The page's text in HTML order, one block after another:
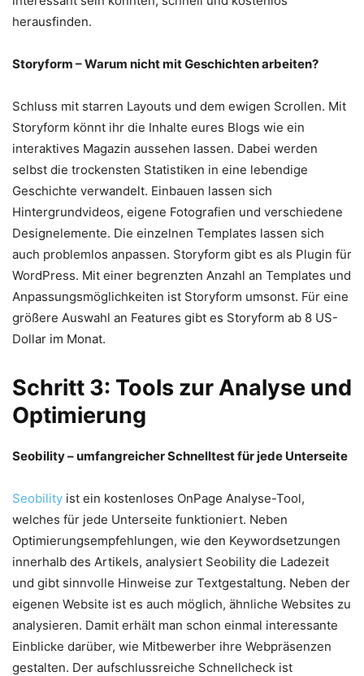
herausfinden.
Storyform – Warum nicht mit Geschichten arbeiten?
Schluss mit starren Layouts und dem ewigen Scrollen. Mit
Storyform könnt ihr die Inhalte eures Blogs wie ein
interaktives Magazin aussehen lassen. Dabei werden
selbst die trockensten Statistiken in eine lebendige
Geschichte verwandelt. Einbauen lassen sich
Hintergrundvideos, eigene Fotografien und verschiedene
Designelemente. Die einzelnen Templates lassen sich
auch problemlos anpassen. Storyform gibt es als Plugin für
WordPress. Mit einer begrenzten Anzahl an Templates und
Anpassungsmöglichkeiten ist Storyform umsonst. Für eine
größere Auswahl an Features gibt es Storyform ab 8 US-
Dollar im Monat.
Schritt 3: Tools zur Analyse und
Optimierung
Seobility – umfangreicher Schnelltest für jede Unterseite
Seobility ist ein kostenloses OnPage Analyse-Tool,
welches für jede Unterseite funktioniert. Neben
Optimierungsempfehlungen, wie den Keywordsetzungen
innerhalb des Artikels, analysiert Seobility die Ladezeit
und gibt sinnvolle Hinweise zur Textgestaltung. Neben der
eigenen Website ist es auch möglich, ähnliche Websites zu
analysieren. Damit erhält man schon einmal interessante
Einblicke darüber, wie Mitbewerber ihre Webpräsenzen
gestalten. Der aufschlussreiche Schnellcheck ist